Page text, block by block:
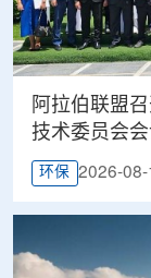
阿拉伯联盟
技术委员会
环保 2026-08-